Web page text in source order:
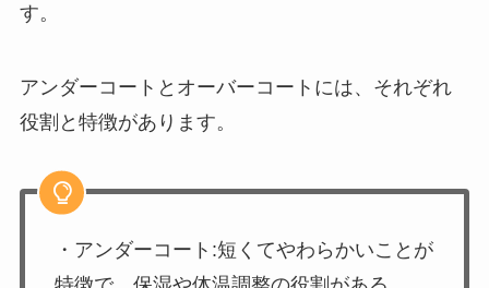
す。
アンダーコートとオーバーコートには、それぞれ
役割と特徴があります。
・アンダーコート:短くてやわらかいことが